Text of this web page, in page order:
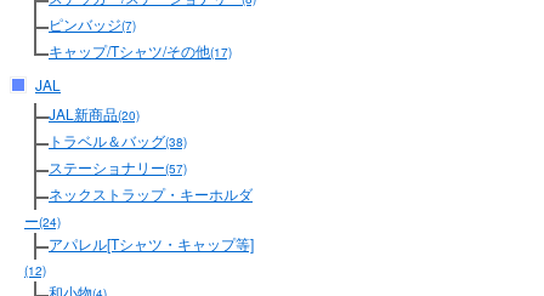
ピンバッジ(7)
キャップ/Tシャツ/その他(17)
JAL
JAL新商品(20)
トラベル＆バッグ(38)
ステーショナリー(57)
ネックストラップ・キーホルダ
ー(24)
アパレル[Tシャツ・キャップ等]
(12)